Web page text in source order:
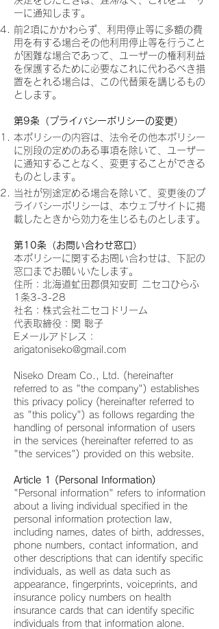
ーに通知します。
前2項にかかわらず、利用停止等に多額の費
用を有する場合その他利用停止等を行うこと
が困難な場合であって、ユーザーの権利利益
を保護するために必要なこれに代わるべき措
置をとれる場合は、この代替策を講じるもの
とします。
第9条（プライバシーポリシーの変更）
本ポリシーの内容は、法令その他本ポリシー
に別段の定めのある事項を除いて、ユーザー
に通知することなく、変更することができる
ものとします。
当社が別途定める場合を除いて、変更後のプ
ライバシーポリシーは、本ウェブサイトに掲
載したときから効力を生じるものとします。
第10条（お問い合わせ窓口）
本ポリシーに関するお問い合わせは、下記の
窓口までお願いいたします。
住所：北海道虻田郡倶知安町 ニセコひらふ
1条3-3-28
社名：株式会社ニセコドリーム
代表取締役：関 聡子
Eメールアドレス：
arigatoniseko@gmail.com
Niseko Dream Co., Ltd. (hereinafter
referred to as "the company") establishes
this privacy policy (hereinafter referred to
as "this policy") as follows regarding the
handling of personal information of users
in the services (hereinafter referred to as
"the services") provided on this website.
Article 1 (Personal Information)
"Personal information" refers to information
about a living individual specified in the
personal information protection law,
including names, dates of birth, addresses,
phone numbers, contact information, and
other descriptions that can identify specific
individuals, as well as data such as
appearance, fingerprints, voiceprints, and
insurance policy numbers on health
insurance cards that can identify specific
individuals from that information alone.